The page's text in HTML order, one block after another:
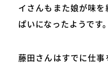
イさんもまた娘が味
ぱいになったようです。
藤田さんはすでに仕